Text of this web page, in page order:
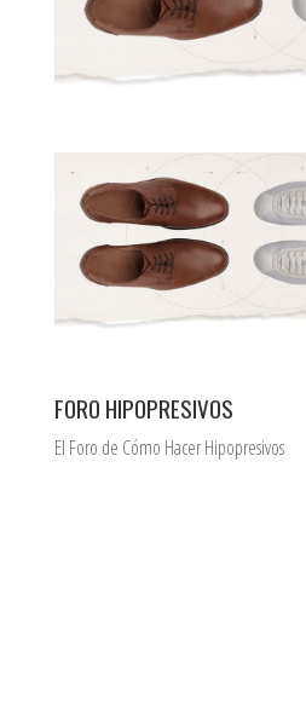
FORO HIPOPRESIVOS
El Foro de Cómo Hacer Hipopresivos